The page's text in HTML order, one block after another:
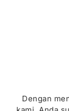
Dengan